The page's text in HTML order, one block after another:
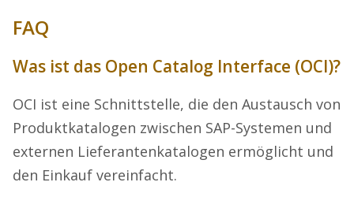
FAQ
Was ist das Open Catalog Interface (OCI)?
OCI ist eine Schnittstelle, die den Austausch von
Produktkatalogen zwischen SAP-Systemen und
externen Lieferantenkatalogen ermöglicht und
den Einkauf vereinfacht.